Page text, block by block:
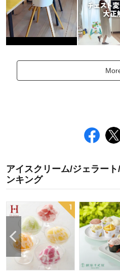
アイスクリーム/ジェラー
ンキング